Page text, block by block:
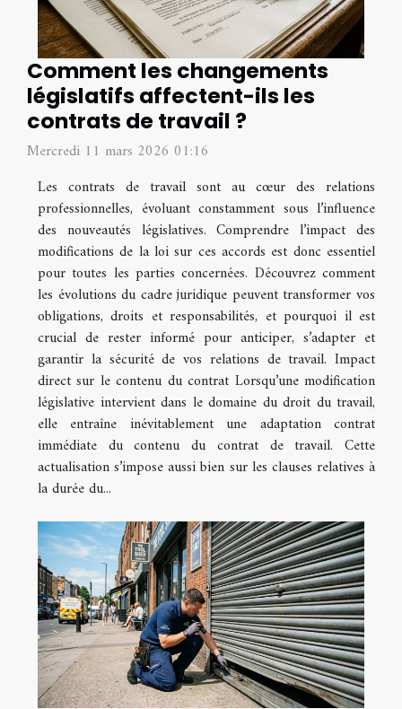
Comment les changements
législatifs affectent-ils les
contrats de travail ?
Mercredi 11 mars 2026 01:16
Les contrats de travail sont au cœur des relations
professionnelles, évoluant constamment sous l’influence
des nouveautés législatives. Comprendre l’impact des
modifications de la loi sur ces accords est donc essentiel
pour toutes les parties concernées. Découvrez comment
les évolutions du cadre juridique peuvent transformer vos
obligations, droits et responsabilités, et pourquoi il est
crucial de rester informé pour anticiper, s’adapter et
garantir la sécurité de vos relations de travail. Impact
direct sur le contenu du contrat Lorsqu’une modification
législative intervient dans le domaine du droit du travail,
elle entraîne inévitablement une adaptation contrat
immédiate du contenu du contrat de travail. Cette
actualisation s’impose aussi bien sur les clauses relatives à
la durée du...